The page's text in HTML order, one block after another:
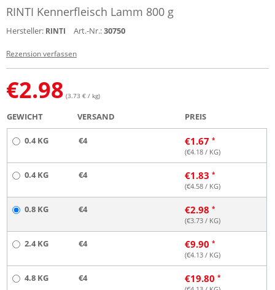
RINTI Kennerfleisch Lamm 800 g
Hersteller: RINTI Art.-Nr.:30750
Rezension verfassen
€2.98 (3.73 € / kg)
GEWICHT VERSAND PREIS
0.4 KG €4 €1.67
(€4.18 / KG)
0.4 KG €4 €1.83
(€4.58 / KG)
0.8 KG €4 €2.98
(€3.73 / KG)
2.4 KG €4 €9.90
(€4.13 / KG)
4.8 KG €4 €19.80